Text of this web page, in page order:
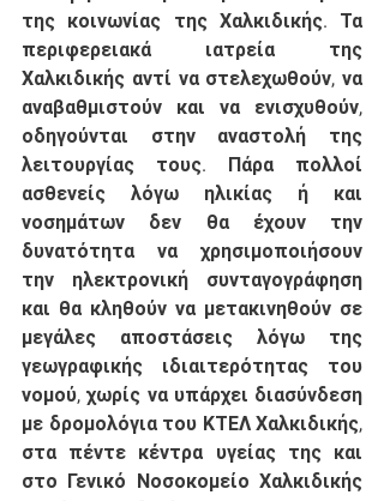
της κοινωνίας της Χαλκιδικής. Τα
περιφερειακά ιατρεία της
Χαλκιδικής αντί να στελεχωθούν, να
αναβαθμιστούν και να ενισχυθούν,
οδηγούνται στην αναστολή της
λειτουργίας τους. Πάρα πολλοί
ασθενείς λόγω ηλικίας ή και
νοσημάτων δεν θα έχουν την
δυνατότητα να χρησιμοποιήσουν
την ηλεκτρονική συνταγογράφηση
και θα κληθούν να μετακινηθούν σε
μεγάλες αποστάσεις λόγω της
γεωγραφικής ιδιαιτερότητας του
νομού, χωρίς να υπάρχει διασύνδεση
με δρομολόγια του ΚΤΕΛ Χαλκιδικής,
στα πέντε κέντρα υγείας της και
στο Γενικό Νοσοκομείο Χαλκιδικής